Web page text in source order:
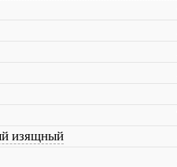
изящный